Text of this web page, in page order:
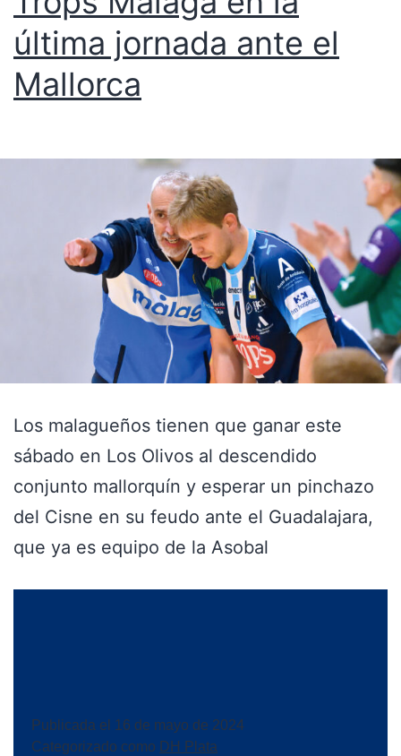
última jornada ante el
Mallorca
Los malagueños tienen que ganar este
sábado en Los Olivos al descendido
conjunto mallorquín y esperar un pinchazo
del Cisne en su feudo ante el Guadalajara,
que ya es equipo de la Asobal
Publicada el
16 de mayo de 2024
Categorizado como DH Plata